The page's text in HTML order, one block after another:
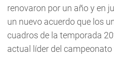
renovaron por un año y en
un nuevo acuerdo que los
cuadros de la temporada
actual líder del